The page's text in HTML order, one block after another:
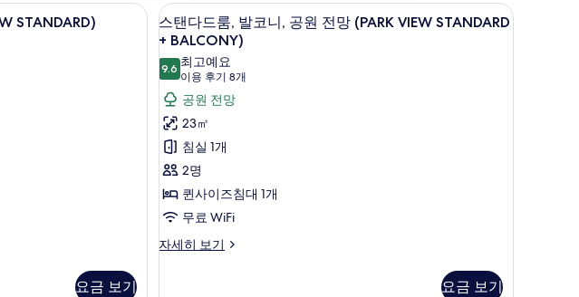
성 침구, 미니바, 객실 내 금고, 암막 커튼
STANDARD)
요금 보기
스
탠
다
드
룸,
발
코
니,
공
원
전
스탠다드룸, 발코니, 공원 전망 (PARK VIEW
9
스탠다드룸, 발코니, 공원 전망 (PARK VIEW STANDARD
+ BALCONY)
9.69.6점 만점 중 10점
최고예요
이용 후기 8개
(이
용
후
기
8
개)
공원 전망
23㎡
침실 1개
2명
퀸사이즈침대 1개
무료 WiFi
자세히 보기
스
요금 보기